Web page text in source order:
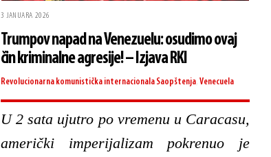
3 JANUARA 2026
Trumpov napad na Venezuelu: osudimo ovaj
čin kriminalne agresije! – Izjava RKI
Revolucionarna komunistička internacionala Saopštenja ,Venecuela
U 2 sata ujutro po vremenu u Caracasu,
američki imperijalizam pokrenuo je